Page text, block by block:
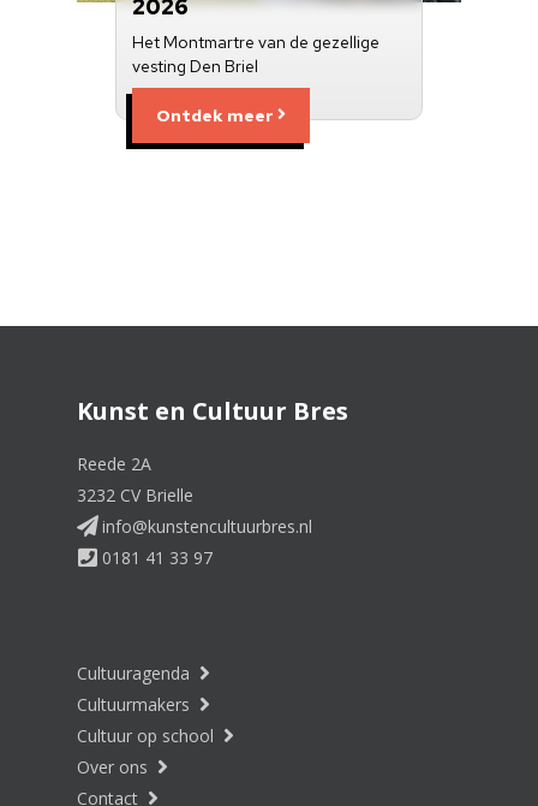
2026
Het Montmartre van de gezellige
vesting Den Briel
Ontdek meer
Kunst en Cultuur Bres
Reede 2A
3232 CV Brielle
info@kunstencultuurbres.nl
0181 41 33 97
Cultuuragenda
Cultuurmakers
Cultuur op school
Over ons
Contact